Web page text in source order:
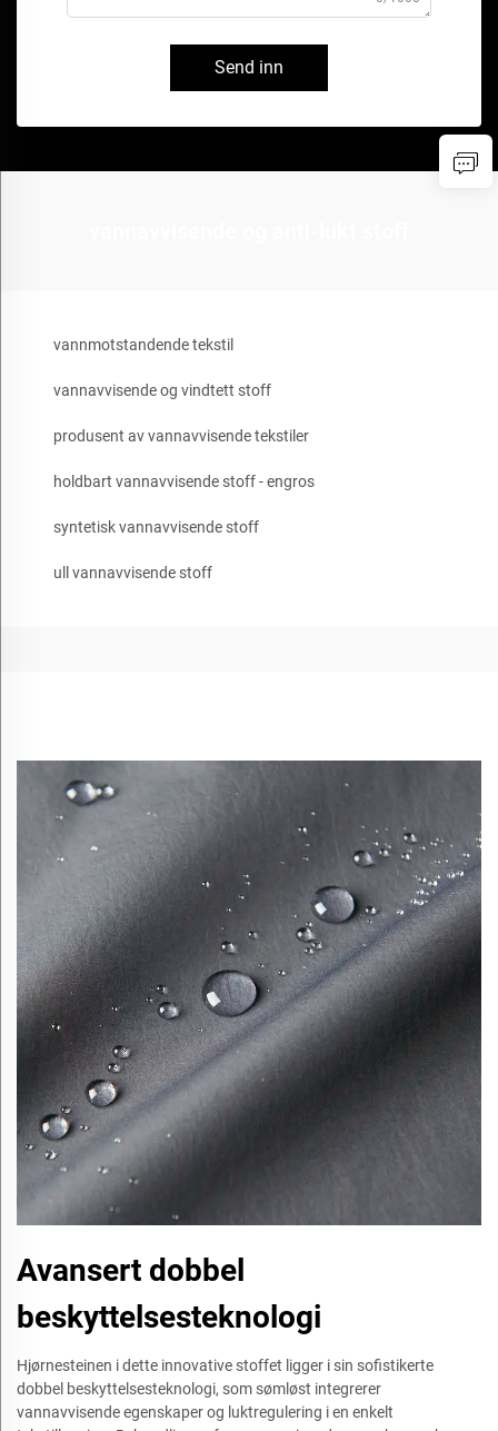
Send inn
vannmotstandende tekstil
vannavvisende og vindtett stoff
produsent av vannavvisende tekstiler
holdbart vannavvisende stoff - engros
syntetisk vannavvisende stoff
ull vannavvisende stoff
Avansert dobbel
beskyttelsesteknologi
Hjørnesteinen i dette innovative stoffet ligger i sin sofistikerte
dobbel beskyttelsesteknologi, som sømløst integrerer
vannavvisende egenskaper og luktregulering i en enkelt